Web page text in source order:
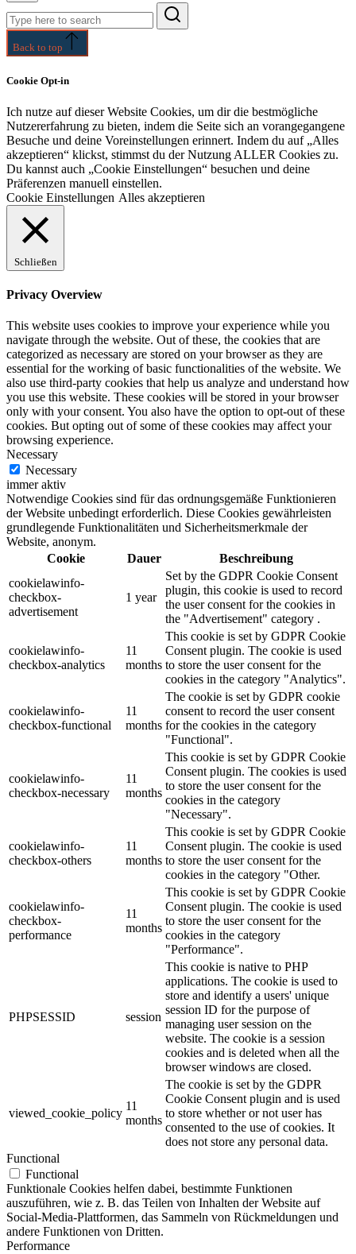
Search
for:
Back to top
Cookie Opt-in
Ich nutze auf dieser Website Cookies, um dir die bestmögliche
Nutzererfahrung zu bieten, indem die Seite sich an vorangegangene
Besuche und deine Voreinstellungen erinnert. Indem du auf „Alles
akzeptieren“ klickst, stimmst du der Nutzung ALLER Cookies zu.
Du kannst auch „Cookie Einstellungen“ besuchen und deine
Präferenzen manuell einstellen.
Cookie Einstellungen Alles akzeptieren
Schließen
Privacy Overview
This website uses cookies to improve your experience while you
navigate through the website. Out of these, the cookies that are
categorized as necessary are stored on your browser as they are
essential for the working of basic functionalities of the website. We
also use third-party cookies that help us analyze and understand how
you use this website. These cookies will be stored in your browser
only with your consent. You also have the option to opt-out of these
cookies. But opting out of some of these cookies may affect your
browsing experience.
Necessary
Necessary
immer aktiv
Notwendige Cookies sind für das ordnungsgemäße Funktionieren
der Website unbedingt erforderlich. Diese Cookies gewährleisten
grundlegende Funktionalitäten und Sicherheitsmerkmale der
Website, anonym.
Cookie
Dauer
Beschreibung
cookielawinfo-
checkbox-
advertisement
1 year
Set by the GDPR Cookie Consent
plugin, this cookie is used to record
the user consent for the cookies in
the "Advertisement" category .
cookielawinfo-
checkbox-analytics
11
months
This cookie is set by GDPR Cookie
Consent plugin. The cookie is used
to store the user consent for the
cookies in the category "Analytics".
cookielawinfo-
checkbox-functional
11
months
The cookie is set by GDPR cookie
consent to record the user consent
for the cookies in the category
"Functional".
cookielawinfo-
checkbox-necessary
11
months
This cookie is set by GDPR Cookie
Consent plugin. The cookies is used
to store the user consent for the
cookies in the category
"Necessary".
cookielawinfo-
checkbox-others
11
months
This cookie is set by GDPR Cookie
Consent plugin. The cookie is used
to store the user consent for the
cookies in the category "Other.
cookielawinfo-
checkbox-
performance
11
months
This cookie is set by GDPR Cookie
Consent plugin. The cookie is used
to store the user consent for the
cookies in the category
"Performance".
PHPSESSID session
This cookie is native to PHP
applications. The cookie is used to
store and identify a users' unique
session ID for the purpose of
managing user session on the
website. The cookie is a session
cookies and is deleted when all the
browser windows are closed.
viewed_cookie_policy
11
months
The cookie is set by the GDPR
Cookie Consent plugin and is used
to store whether or not user has
consented to the use of cookies. It
does not store any personal data.
Functional
Functional
Funktionale Cookies helfen dabei, bestimmte Funktionen
auszuführen, wie z. B. das Teilen von Inhalten der Website auf
Social-Media-Plattformen, das Sammeln von Rückmeldungen und
andere Funktionen von Dritten.
Performance